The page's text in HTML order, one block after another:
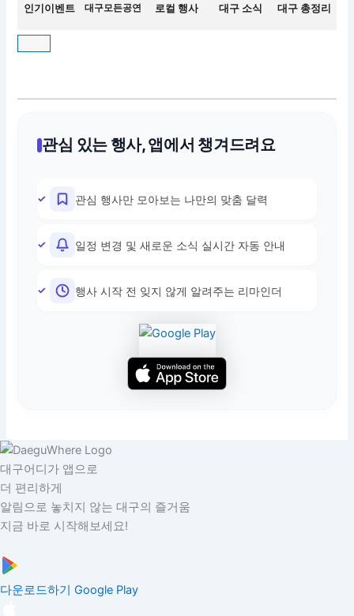
인기이벤트 대구모든공연 로컬 행사 대구 소식 대구 총정리
관심 있는 행사, 앱에서 챙겨드려요
관심 행사만 모아보는 나만의 맞춤 달력
일정 변경 및 새로운 소식 실시간 자동 안내
행사 시작 전 잊지 않게 알려주는 리마인더
대구어디가 앱으로
더 편리하게
알림으로 놓치지 않는 대구의 즐거움
지금 바로 시작해보세요!
다운로드하기 Google Play